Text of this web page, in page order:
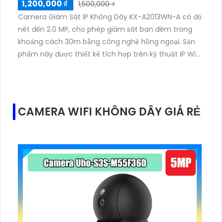
1,200,000 ₫
1,500,000 ₫
Camera Giám Sát IP Không Dây KX-A2013WN-A có độ
nét đến 2.0 MP, cho phép giám sát ban đêm trong
khoảng cách 30m bằng công nghệ hồng ngoại. Sản
phẩm này được thiết kế tích hợp trên kỹ thuật IP Wifi,
hàng và nhà xưởng. Thân camera được làm từ chất
liệu Plastic, mang lại độ bền cao và khả năng chống
trực tiếp thông qua camera.
CAMERA WIFI KHÔNG DÂY GIÁ RẺ